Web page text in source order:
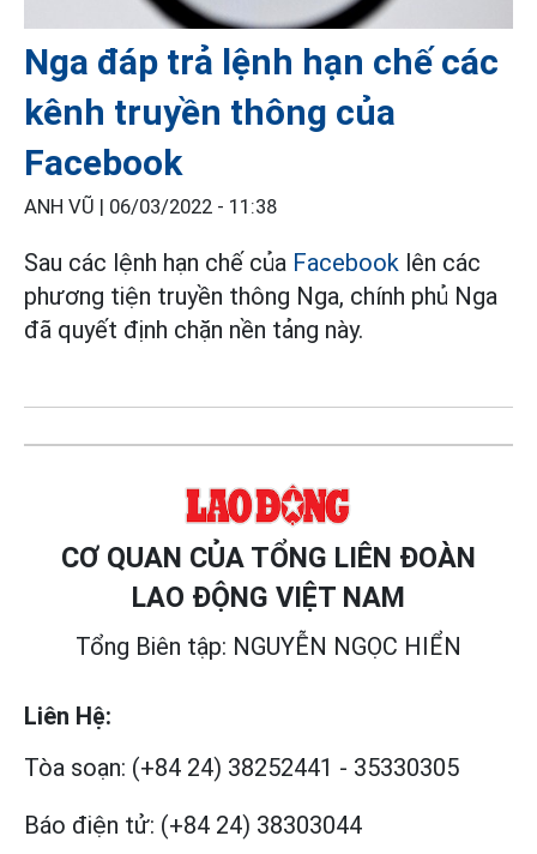
Nga đáp trả lệnh hạn chế các
kênh truyền thông của
Facebook
ANH VŨ | 06/03/2022 - 11:38
Sau các lệnh hạn chế của Facebook lên các
phương tiện truyền thông Nga, chính phủ Nga
đã quyết định chặn nền tảng này.
CƠ QUAN CỦA TỔNG LIÊN ĐOÀN
LAO ĐỘNG VIỆT NAM
Tổng Biên tập: NGUYỄN NGỌC HIỂN
Liên Hệ:
Tòa soạn: (+84 24) 38252441 - 35330305
Báo điện tử: (+84 24) 38303044